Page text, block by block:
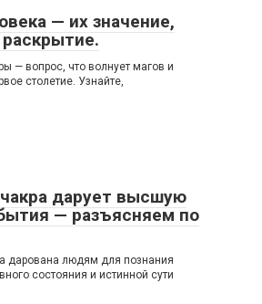
— их значение,
— вопрос, что волнует магов и
столетие. Узнайте,
дарует высшую
— разъясняем по
дарована людям для познания
состояния и истинной сути